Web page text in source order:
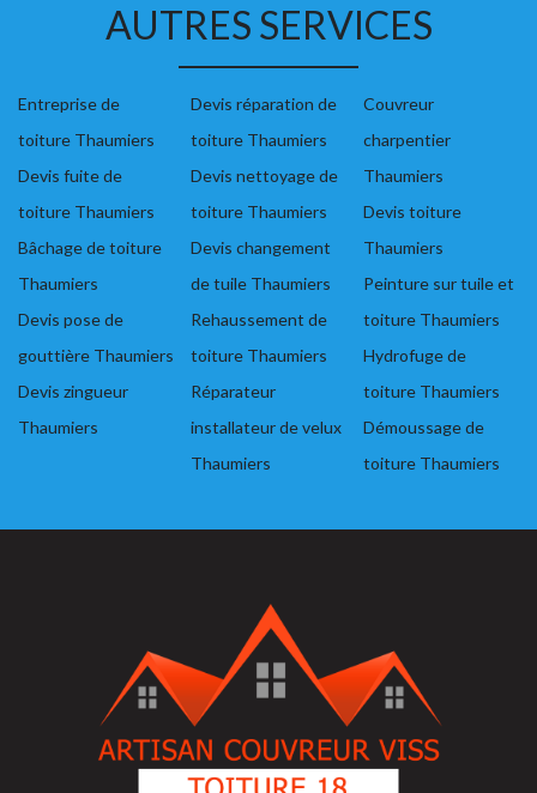
AUTRES SERVICES
Entreprise de
toiture Thaumiers
Devis fuite de
toiture Thaumiers
Bâchage de toiture
Thaumiers
Devis pose de
gouttière Thaumiers
Devis zingueur
Thaumiers
Devis réparation de
toiture Thaumiers
Devis nettoyage de
toiture Thaumiers
Devis changement
de tuile Thaumiers
Rehaussement de
toiture Thaumiers
Réparateur
installateur de velux
Thaumiers
Couvreur
charpentier
Thaumiers
Devis toiture
Thaumiers
Peinture sur tuile et
toiture Thaumiers
Hydrofuge de
toiture Thaumiers
Démoussage de
toiture Thaumiers